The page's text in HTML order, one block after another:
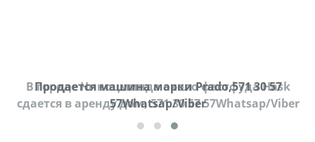
В городе Ниноцминда около фастфуда Hask
cдается в аренду дом, 571 30 57 57Whatsap/Viber
Продается машина марки Prado,571 30 57
57Whatsap/Viber